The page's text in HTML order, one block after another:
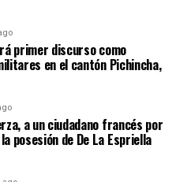
primer discurso como
en el cantón Pichincha,
a un ciudadano francés por
posesión de De La Espriella